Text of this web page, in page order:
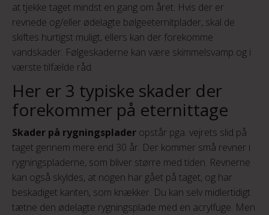
at tjekke taget mindst en gang om året. Hvis der er
revnede og/eller ødelagte bølgeeternitplader, skal de
skiftes hurtigst muligt, ellers kan der forekomme
vandskader. Følgeskaderne kan være skimmelsvamp og i
værste tilfælde råd.
Her er 3 typiske skader der
forekommer på eternittage
Skader på rygningsplader opstår pga. vejrets slid på
taget gennem mere end 30 år. Der kommer små revner i
rygningspladerne, som bliver større med tiden. Revnerne
kan også skyldes, at nogen har gået på taget, og har
beskadiget kanten, som knækker. Du kan selv midlertidigt
tætne den ødelagte rygningsplade med en acrylfuge. Men